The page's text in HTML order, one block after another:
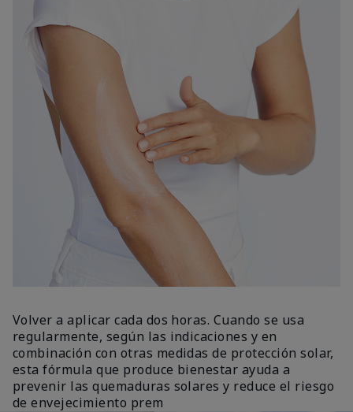
Volver a aplicar cada dos horas. Cuando se usa
regularmente, según las indicaciones y en
combinación con otras medidas de protección solar,
esta fórmula que produce bienestar ayuda a
prevenir las quemaduras solares y reduce el riesgo
de envejecimiento prem